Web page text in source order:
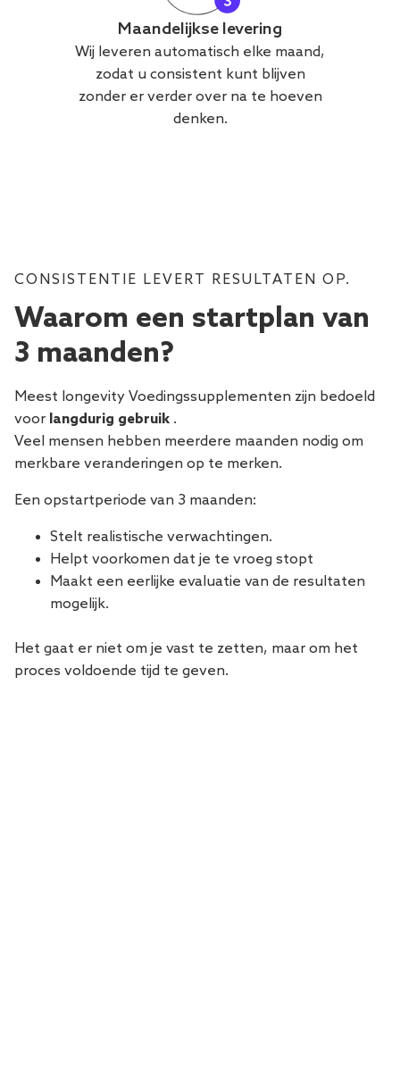
Maandelijkse levering
Wij leveren automatisch elke maand,
zodat u consistent kunt blijven
zonder er verder over na te hoeven
denken.
CONSISTENTIE LEVERT RESULTATEN OP.
Waarom een ​​startplan van
3 maanden?
Meest longevity Voedingssupplementen zijn bedoeld
voor langdurig gebruik .
Veel mensen hebben meerdere maanden nodig om
merkbare veranderingen op te merken.
Een opstartperiode van 3 maanden:
Stelt realistische verwachtingen.
Helpt voorkomen dat je te vroeg stopt
Maakt een eerlijke evaluatie van de resultaten
mogelijk.
Het gaat er niet om je vast te zetten, maar om het
proces voldoende tijd te geven.